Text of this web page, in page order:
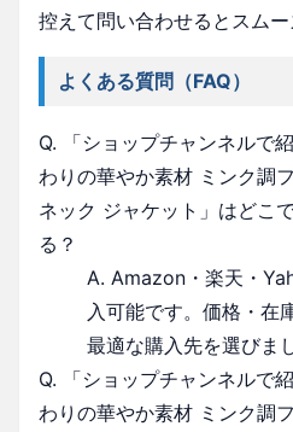
控えて問い合わせるとスムー
よくある質問（FAQ）
Q. 「ショップチャンネルで
わりの華やか素材 ミンク調
ネック ジャケット」はどこ
る？
A. Amazon・楽天・
入可能です。価格・在
最適な購入先を選びま
Q. 「ショップチャンネルで
わりの華やか素材 ミンク調